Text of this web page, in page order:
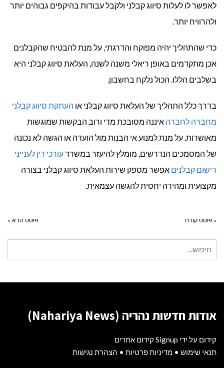
לאפשר לו לעלות סיווג קבלני ולקבל עבודות בהיקפים גבוהים יותר
ולהרוויח יותר.
כדי שהתהליך יהיה מפוקח והדרגתי, על מנת להבטיח שהקבלנים
אכן מתקדמים באופן ריאלי משנה לשנה, העלאת סיווג קבלני היא
בשלבים הללו. הכול נלקח בחשבון.
בדרך כלל התהליך של העלאת סיווג קבלני או העתקת סיווג קבלני
מחברה לחברה איננה מסובכת מדי ורוב הבקשות שמוגשות
מאושרות. על מנת למנוע אי הבנות מול הועדה או הגשה לא נכונה
של המסמכים הנדרשים, מומלץ להיעזר במשרדעורכי דין לענייני
רישום קבלנים אפשר מספק שירות העלאת סיווג קבלני בצורה
מקצועית ומהירה יחסית להגשה עצמאית.
« פוסט קודם פוסט הבא »
עבור:
אודות חדשות נהריה (Nahariya News)
קידום על ידי Signup קידום אתרים
תנאי שימוש • מדיניות פרטיות • הצהרת נגישות